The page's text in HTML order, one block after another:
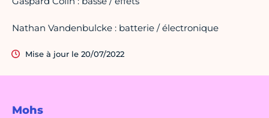
Mohs
Nathan Vandenbulcke : batterie / électronique
Mise à jour le 20/07/2022